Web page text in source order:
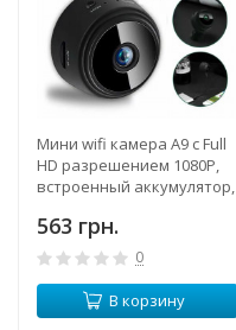
Мини wifi камера A9 c Full
HD разрешением 1080P,
встроенный аккумулятор,
563 грн.
0
В корзину